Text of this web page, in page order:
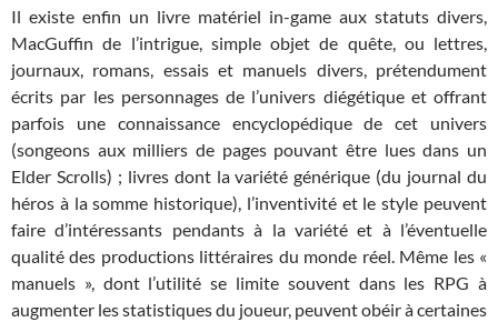
Il existe enfin un livre matériel in-game aux statuts divers,
MacGuffin de l’intrigue, simple objet de quête, ou lettres,
journaux, romans, essais et manuels divers, prétendument
écrits par les personnages de l’univers diégétique et offrant
parfois une connaissance encyclopédique de cet univers
(songeons aux milliers de pages pouvant être lues dans un
Elder Scrolls) ; livres dont la variété générique (du journal du
héros à la somme historique), l’inventivité et le style peuvent
faire d’intéressants pendants à la variété et à l’éventuelle
qualité des productions littéraires du monde réel. Même les «
manuels », dont l’utilité se limite souvent dans les RPG à
augmenter les statistiques du joueur, peuvent obéir à certaines